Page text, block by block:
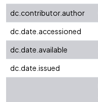
dc.contributor.author
dc.date.accessioned
dc.date.available
dc.date.issued